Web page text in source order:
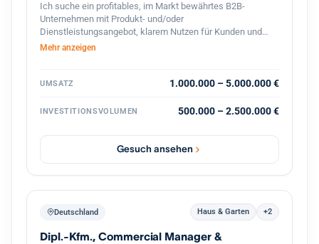
Ich suche ein profitables, im Markt bewährtes B2B-
Unternehmen mit Produkt- und/oder
Dienstleistungsangebot, klarem Nutzen für Kunden und
stabilen Geschäftsbeziehungen. Bevorzugt sind
eine überschaubare, gut führbare Unternehmensgröße.
Wachstumspotenzial, solider Ertragskraft und konservativ
Sanierungsfälle, reine Handels- oder Distributionsmodelle.
Mehr anzeigen
UMSATZ 1.000.000 – 5.000.000 €
INVESTITIONSVOLUMEN 500.000 – 2.500.000 €
Gesuch ansehen
Deutschland Haus & Garten +2
Dipl.-Kfm., Commercial Manager &